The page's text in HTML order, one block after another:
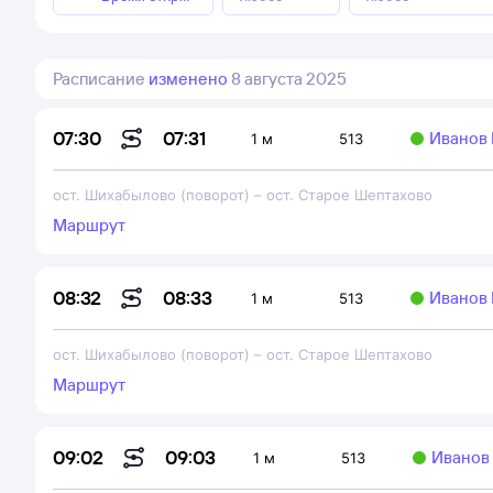
Расписание изменено 8 августа 2025
07:30 07:31 1 м 513
ост. Шихабылово (поворот) – ост. Старое Шептахово
Маршрут
08:32 08:33 1 м 513
ост. Шихабылово (поворот) – ост. Старое Шептахово
Маршрут
09:02 09:03 1 м 513